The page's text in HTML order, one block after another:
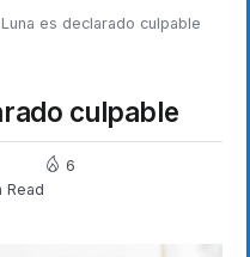
es declarado culpable
culpable
Read
6